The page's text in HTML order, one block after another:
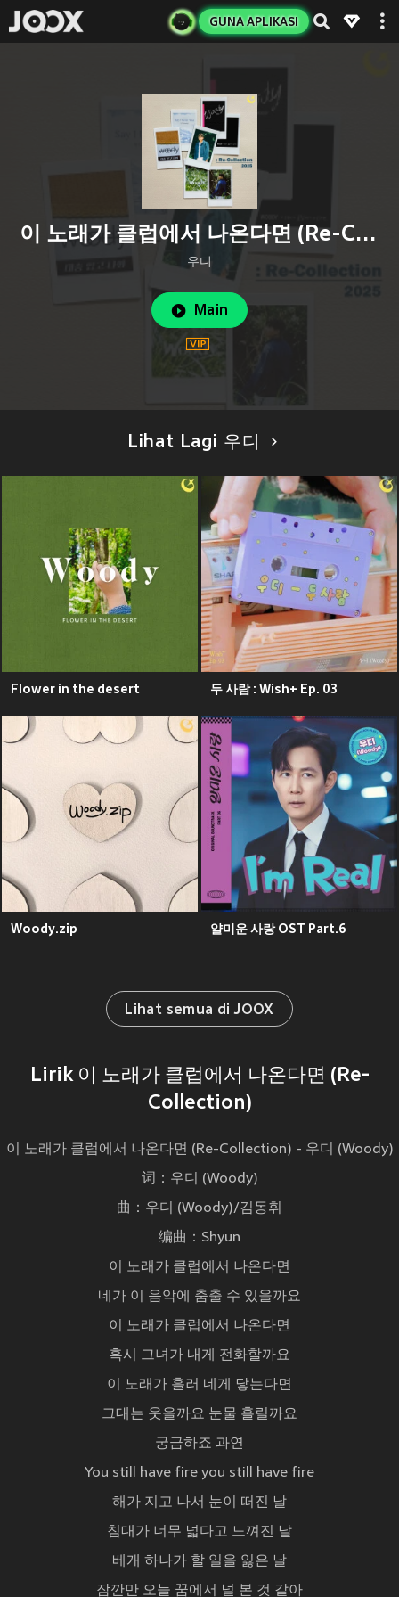
GUNA APLIKASI
이 노래가 클럽에서 나온다면 (Re-Collection)
우디
Main
Lihat Lagi 우디
Flower in the desert 두 사람 : Wish+ Ep. 03
Woody.zip 얄미운 사랑 OST Part.6
Lihat semua di JOOX
Lirik 이 노래가 클럽에서 나온다면 (Re-
Collection)
이 노래가 클럽에서 나온다면 (Re-Collection) - 우디 (Woody)
词：우디 (Woody)
曲：우디 (Woody)/김동휘
编曲：Shyun
이 노래가 클럽에서 나온다면
네가 이 음악에 춤출 수 있을까요
이 노래가 클럽에서 나온다면
혹시 그녀가 내게 전화할까요
이 노래가 흘러 네게 닿는다면
그대는 웃을까요 눈물 흘릴까요
궁금하죠 과연
You still have fire you still have fire
해가 지고 나서 눈이 떠진 날
침대가 너무 넓다고 느껴진 날
베개 하나가 할 일을 잃은 날
잠깐만 오늘 꿈에서 널 본 것 같아